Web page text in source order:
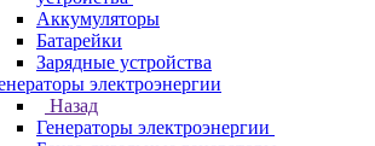
Аккумуляторы
Батарейки
Зарядные устройства
электроэнергии
Назад
Генераторы электроэнергии